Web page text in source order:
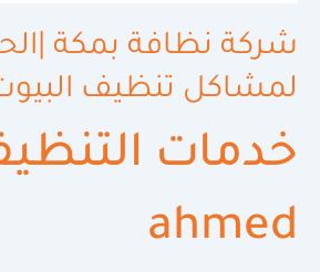
شركة نظافة بمكة
لمشاكل تنظيف البيوت
خدمات
ahmed